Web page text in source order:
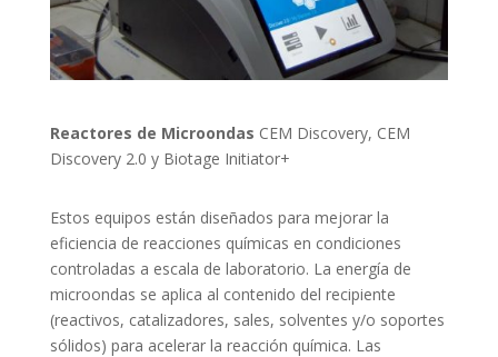
Reactores de Microondas CEM Discovery, CEM
Discovery 2.0 y Biotage Initiator+
Estos equipos están diseñados para mejorar la
eficiencia de reacciones químicas en condiciones
controladas a escala de laboratorio. La energía de
microondas se aplica al contenido del recipiente
(reactivos, catalizadores, sales, solventes y/o soportes
sólidos) para acelerar la reacción química. Las